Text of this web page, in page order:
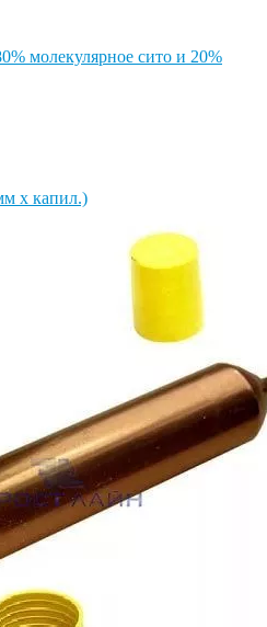
молекулярное сито и 20%